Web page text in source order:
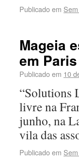
Publicado em
Mageia
em Paris
Publicado em 10
“Solutions
livre na
junho, na
vila das
Publicado em